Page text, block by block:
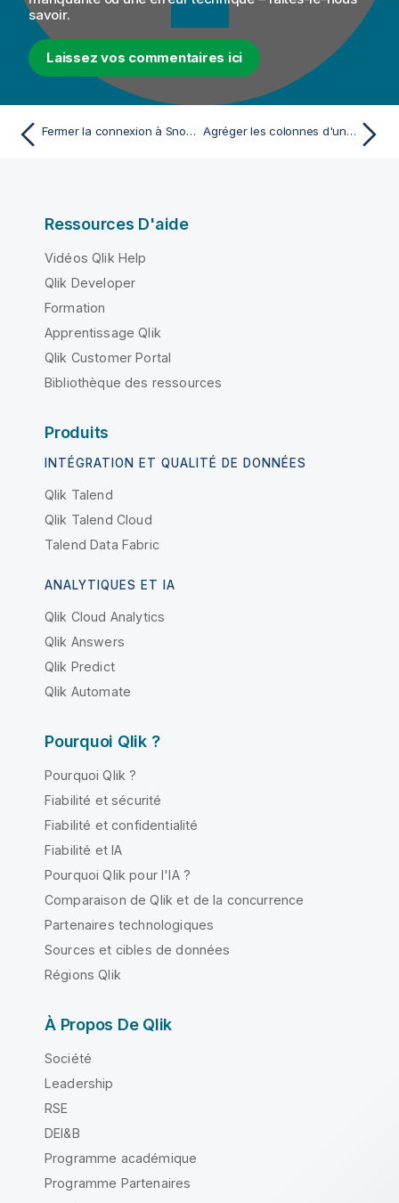
savoir.
Laissez vos commentaires ici
Fermer la connexion à Snowflake Agréger les colonnes d'une table et appliquer un filtre
Ressources D'aide
Vidéos Qlik Help
Qlik Developer
Formation
Apprentissage Qlik
Qlik Customer Portal
Bibliothèque des ressources
Produits
INTÉGRATION ET QUALITÉ DE DONNÉES
Qlik Talend
Qlik Talend Cloud
Talend Data Fabric
ANALYTIQUES ET IA
Qlik Cloud Analytics
Qlik Answers
Qlik Predict
Qlik Automate
Pourquoi Qlik ?
Pourquoi Qlik ?
Fiabilité et sécurité
Fiabilité et confidentialité
Fiabilité et IA
Pourquoi Qlik pour l'IA ?
Comparaison de Qlik et de la concurrence
Partenaires technologiques
Sources et cibles de données
Régions Qlik
À Propos De Qlik
Société
Leadership
RSE
DEI&B
Programme académique
Programme Partenaires